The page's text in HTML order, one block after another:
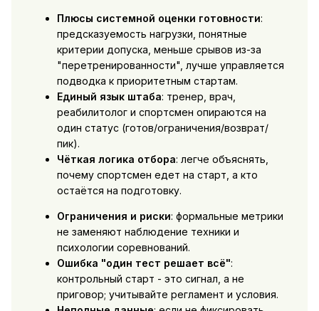
Плюсы системной оценки готовности:
предсказуемость нагрузки, понятные
критерии допуска, меньше срывов из-за
"перетренированности", лучше управляется
подводка к приоритетным стартам.
Единый язык штаба: тренер, врач,
реабилитолог и спортсмен опираются на
один статус (готов/ограничения/возврат/
пик).
Чёткая логика отбора: легче объяснять,
почему спортсмен едет на старт, а кто
остаётся на подготовку.
Ограничения и риски: формальные метрики
не заменяют наблюдение техники и
психологии соревнований.
Ошибка "один тест решает всё":
контрольный старт - это сигнал, а не
приговор; учитывайте регламент и условия.